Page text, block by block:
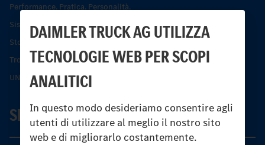
DAIMLER TRUCK AG UTILIZZA
TECNOLOGIE WEB PER SCOPI
ANALITICI
In questo modo desideriamo consentire agli
utenti di utilizzare al meglio il nostro sito
web e di migliorarlo costantemente.
Performance. Pratica. Personalità.
Sistemi di assistenza alla guida e di sicurezza
Storia dell’Unimog
Trovare un partner
UNI-TOUCH®
SERVIZIO